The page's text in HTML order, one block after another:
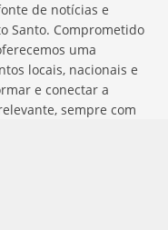
de notícias e
Santo. Comprometido
uma
locais, nacionais e
e conectar a
sempre com